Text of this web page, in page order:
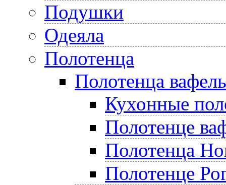
Подушки
Одеяла
Полотенца
Полотенца
Кухонные
Полотенце
Полотенца
Полотенце